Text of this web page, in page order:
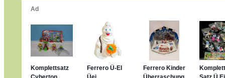
Für die Figuren VC307, 310, 318 und 326
mein Enkel hat die leider weggeworfen
jan-lukas:
geschrieben am: 29. 4. 2026 -
https://www.ferrero-
sammelspass.de/einladung/
jan-lukas:
geschrieben am: 28. 4. 2026 -
stimmt, jetzt fällt es mir auch ein